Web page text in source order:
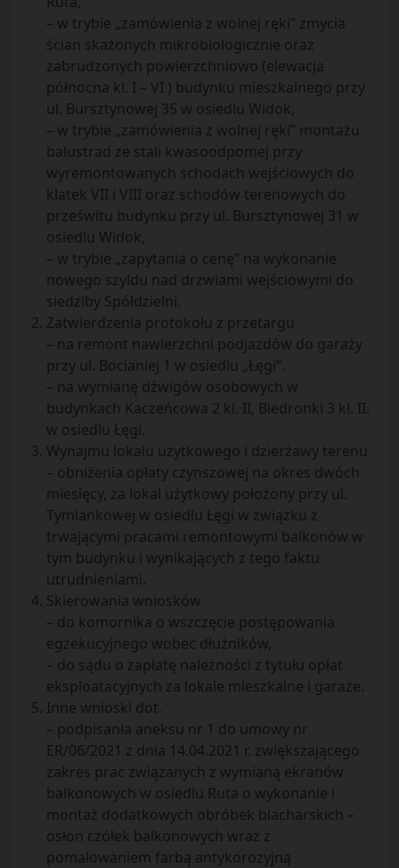
– w trybie „zamówienia z wolnej ręki” zmycia
ścian skażonych mikrobiologicznie oraz
zabrudzonych powierzchniowo (elewacja
północna kl. I – VI ) budynku mieszkalnego przy
ul. Bursztynowej 35 w osiedlu Widok,
– w trybie „zamówienia z wolnej ręki” montażu
balustrad ze stali kwasoodpomej przy
wyremontowanych schodach wejściowych do
klatek VII i VIII oraz schodów terenowych do
prześwitu budynku przy ul. Bursztynowej 31 w
osiedlu Widok,
– w trybie „zapytania o cenę” na wykonanie
nowego szyldu nad drzwiami wejściowymi do
siedziby Spółdzielni.
Zatwierdzenia protokołu z przetargu
– na remont nawierzchni podjazdów do garaży
przy ul. Bocianiej 1 w osiedlu „Łęgi”.
– na wymianę dźwigów osobowych w
budynkach Kaczeńcowa 2 kl. II, Biedronki 3 kl. II.
w osiedlu Łęgi.
Wynajmu lokalu użytkowego i dzierżawy terenu
– obniżenia opłaty czynszowej na okres dwóch
miesięcy, za lokal użytkowy położony przy ul.
Tymiankowej w osiedlu Łęgi w związku z
trwającymi pracami remontowymi balkonów w
tym budynku i wynikających z tego faktu
utrudnieniami.
Skierowania wniosków
– do komornika o wszczęcie postępowania
egzekucyjnego wobec dłużników,
– do sądu o zapłatę należności z tytułu opłat
eksploatacyjnych za lokale mieszkalne i garaże.
Inne wnioski dot.
– podpisania aneksu nr 1 do umowy nr
ER/06/2021 z dnia 14.04.2021 r. zwiększającego
zakres prac związanych z wymianą ekranów
balkonowych w osiedlu Ruta o wykonanie i
montaż dodatkowych obróbek blacharskich –
osłon czółek balkonowych wraz z
pomalowaniem farbą antykorozyjną